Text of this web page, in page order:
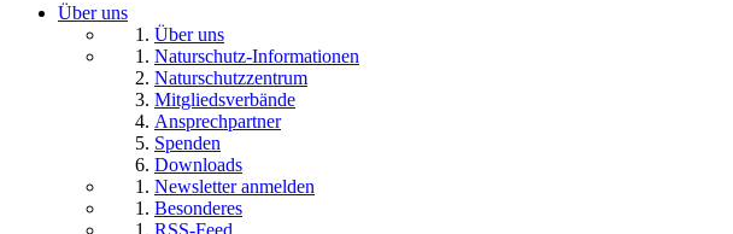
Über uns
Über uns
Naturschutz-Informationen
Naturschutzzentrum
Mitgliedsverbände
Ansprechpartner
Spenden
Downloads
Newsletter anmelden
Besonderes
RSS-Feed